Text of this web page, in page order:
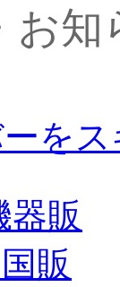
お
を